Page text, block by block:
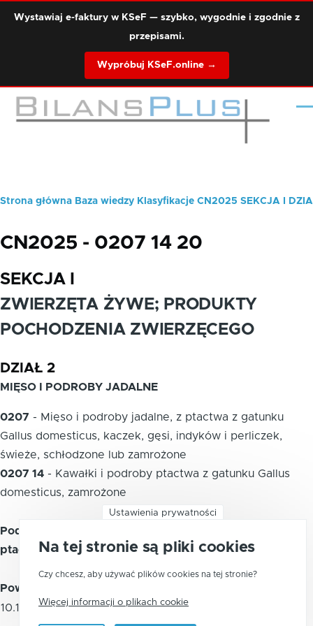
Wystawiaj e-faktury w KSeF — szybko, wygodnie i zgodnie z
przepisami.
Wypróbuj KSeF.online →
Ścieżka
Strona główna Baza wiedzy Klasyfikacje CN2025 SEKCJA I
CN2025 - 0207 14 20
SEKCJA I
ZWIERZĘTA ŻYWE; PRODUKTY
POCHODZENIA ZWIERZĘCEGO
DZIAŁ 2
MIĘSO I PODROBY JADALNE
0207 - Mięso i podroby jadalne, z ptactwa z gatunku
Gallus domesticus, kaczek, gęsi, indyków i perliczek,
świeże, schłodzone lub zamrożone
0207 14 - Kawałki i podroby ptactwa z gatunku Gallus
domesticus, zamrożone
Podpozycja CN 0207 14 20 - Połówki lub ćwiartki
ptactwa z gatunku Gallus domesticus, zamrożone
Powiązane kody PKWiU 2015
10.12.20.0
Mięso z drobiu, zamrożone
Ustawienia prywatności
Na tej stronie są pliki cookies
Czy chcesz, aby używać plików cookies na tej stronie?
Więcej informacji o plikach cookie